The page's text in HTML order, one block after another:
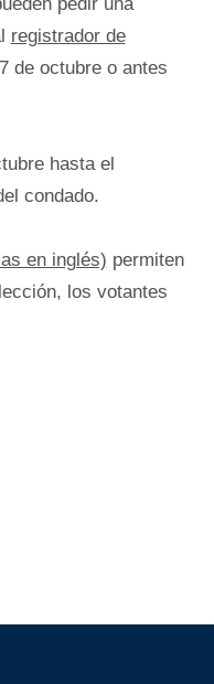
pedir una
registrador de
de octubre o antes
hasta el
condado.
en inglés) permiten
los votantes